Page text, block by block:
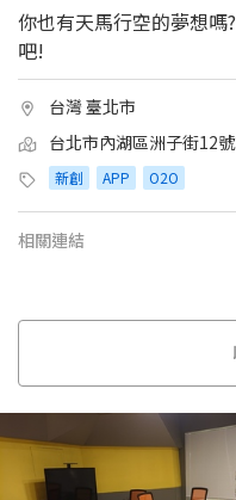
你也有天馬行空的夢想
吧!
台灣 臺北市
台北市內湖區洲子街12
新創 APP O2O
相關連結